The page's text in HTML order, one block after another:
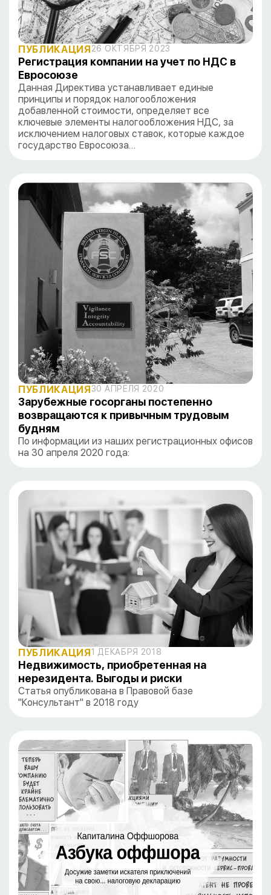
ПУБЛИКАЦИЯ 26 ОКТЯБРЯ 2023
Регистрация компании на учет по НДС в
Евросоюзе
Данная Директива устанавливает единые
принципы и порядок налогообложения
добавленной стоимости, определяет все
ключевые элементы налогообложения НДС, за
исключением налоговых ставок, которые каждое
государство Евросоюза…
ПУБЛИКАЦИЯ 30 АПРЕЛЯ 2020
Зарубежные госорганы постепенно
возвращаются к привычным трудовым
будням
По информации из наших регистрационных офисов
на 30 апреля 2020 года:
ПУБЛИКАЦИЯ1 ДЕКАБРЯ 2018
Недвижимость, приобретенная на
нерезидента. Выгоды и риски
Статья опубликована в Правовой базе
"Консультант" в 2018 году